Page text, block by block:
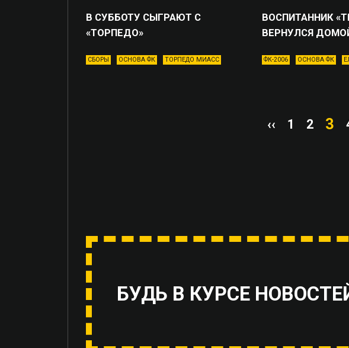
В СУББОТУ СЫГРАЮТ С
«ТОРПЕДО»
СБОРЫ ОСНОВА ФК ТОРПЕДО МИАСС
ВОСПИТАННИК
ВЕРНУЛСЯ
ФК-2006 ОСНОВА ФК
‹‹ 1 2 3
БУДЬ В КУРСЕ